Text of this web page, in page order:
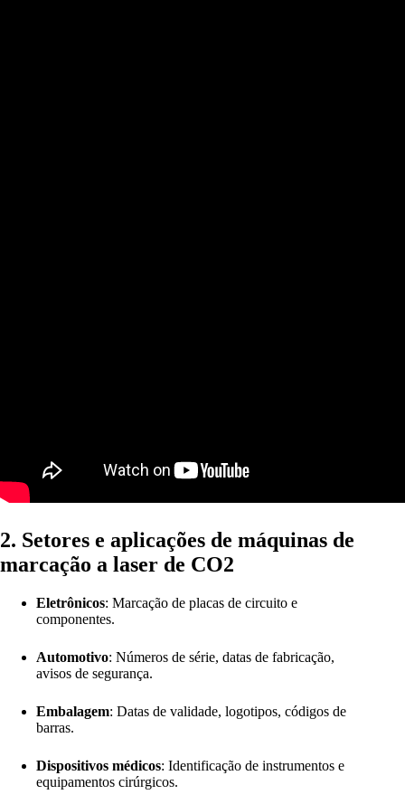
2. Setores e aplicações de máquinas de
marcação a laser de CO2
Eletrônicos: Marcação de placas de circuito e
componentes.
Automotivo: Números de série, datas de fabricação,
avisos de segurança.
Embalagem: Datas de validade, logotipos, códigos de
barras.
Dispositivos médicos: Identificação de instrumentos e
equipamentos cirúrgicos.